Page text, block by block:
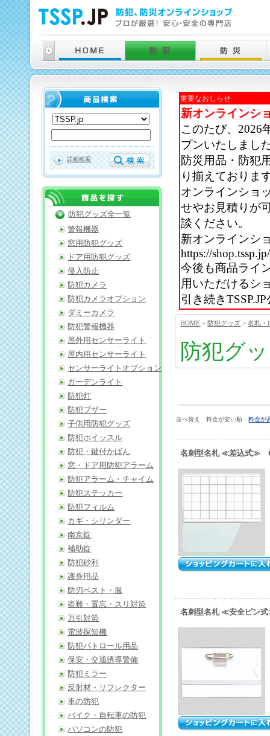
重要なおしらせ
新オンラインシ
このたび、2026
プンいたしまし
防災用品・防犯
り揃えておりま
オンラインショ
せやお見積りが
談ください。
新オンラインシ
https://shop.tssp.jp/
今後も商品ライ
用いただけるシ
引き続き
HOME >防犯グッズ >名札・
防犯グ
並べ替え 料金が安い順料金が
名刺型名札 ≪差込式≫
名刺型名札 ≪安全ピン
詳細検索
防犯グッズ全一覧
警報機器
窓用防犯グッズ
ドア用防犯グッズ
侵入防止
防犯カメラ
防犯カメラオプション
ダミーカメラ
防犯警報機器
屋外用センサーライト
屋内用センサーライト
センサーライトオプション
ガーデンライト
防犯灯
防犯ブザー
子供用防犯グッズ
防犯ホイッスル
防犯・鍵付かばん
窓・ドア用防犯アラーム
防犯アラーム・チャイム
防犯ステッカー
防犯フィルム
カギ・シリンダー
南京錠
補助錠
防犯砂利
護身用品
防刃ベスト・服
盗難・置忘・スリ対策
万引対策
電波探知機
防犯パトロール用品
保安・交通誘導警備
防犯ミラー
反射材・リフレクター
車の防犯
バイク・自転車の防犯
パソコンの防犯